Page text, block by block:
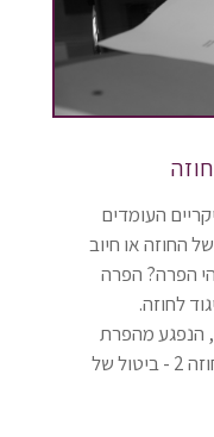
העומדים
החוזה או חיוב
הפרה? הפרה
לחוזה.
הנפגע מהפרת
חוזה יכול לתבוע: 1 - אכיפה של החוזה 2 - ביטול של